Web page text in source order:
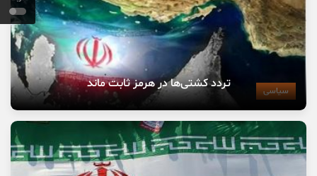
سیاسی تردد کشتی‌ها در هرمز ثابت ماند